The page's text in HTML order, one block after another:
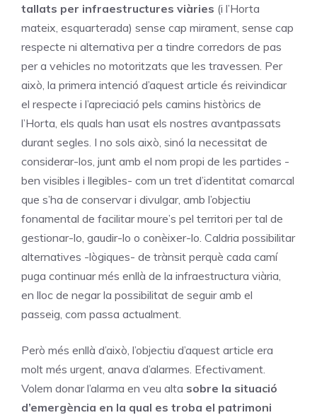
tallats per infraestructures viàries (i l’Horta
mateix, esquarterada) sense cap mirament, sense cap
respecte ni alternativa per a tindre corredors de pas
per a vehicles no motoritzats que les travessen. Per
això, la primera intenció d’aquest article és reivindicar
el respecte i l’apreciació pels camins històrics de
l’Horta, els quals han usat els nostres avantpassats
durant segles. I no sols això, sinó la necessitat de
considerar-los, junt amb el nom propi de les partides -
ben visibles i llegibles- com un tret d’identitat comarcal
que s’ha de conservar i divulgar, amb l’objectiu
fonamental de facilitar moure’s pel territori per tal de
gestionar-lo, gaudir-lo o conèixer-lo. Caldria possibilitar
alternatives -lògiques- de trànsit perquè cada camí
puga continuar més enllà de la infraestructura viària,
en lloc de negar la possibilitat de seguir amb el
passeig, com passa actualment.
Però més enllà d’això, l’objectiu d’aquest article era
molt més urgent, anava d’alarmes. Efectivament.
Volem donar l’alarma en veu alta sobre la situació
d’emergència en la qual es troba el patrimoni